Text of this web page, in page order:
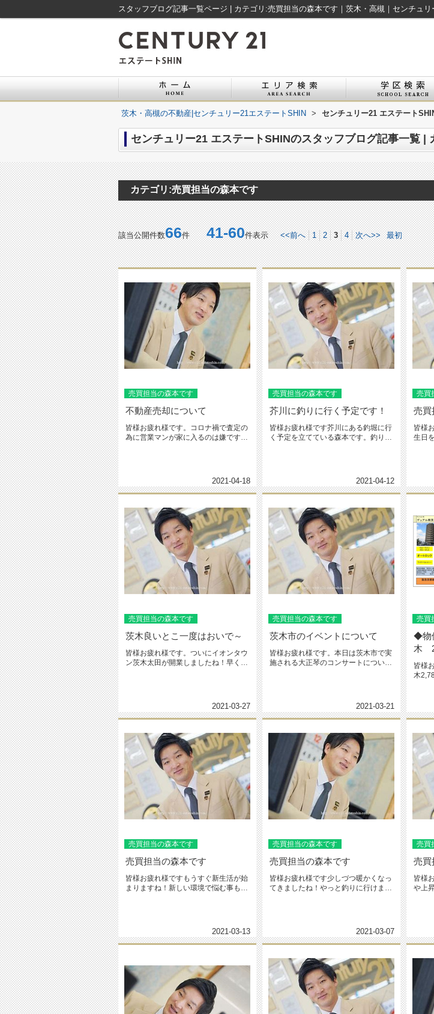
茨木・高槻の不動産|センチュリー21エステートSHIN > センチュリー21 エステート
センチュリー21 エステートSHINのスタッフブログ記事一覧 |
カテゴリ:売買担当の森本です
該当公開件数66件41-60件表示 <<前へ 1 2 3 4 次へ>> 最初
売買担当の森本です
不動産売却について
皆様お疲れ様です。コロナ禍で査定の
為に営業マンが家に入るのは嫌ですよ
2021-04-18
売買担当の森本です
芥川に釣りに行く予定です！
皆様お疲れ様です芥川にある釣堀に行
く予定を立てている森本です。釣りに
2021-04-12
売買
売買
皆様
生日
売買担当の森本です
茨木良いとこ一度はおいで～
皆様お疲れ様です。ついにイオンタウ
ン茨木太田が開業しましたね！早く行
2021-03-27
売買担当の森本です
茨木市のイベントについて
皆様お疲れ様です。本日は茨木市で実
施される大正琴のコンサートについて
2021-03-21
売買
◆物
木
皆様
木
売買担当の森本です
売買担当の森本です
皆様お疲れ様ですもうすぐ新生活が始
まりますね！新しい環境で悩む事もあ
2021-03-13
売買担当の森本です
売買担当の森本です
皆様お疲れ様です少しづつ暖かくなっ
てきましたね！やっと釣りに行けま
2021-03-07
売買
売買
皆様
や上